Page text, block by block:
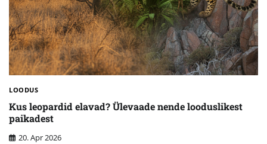
LOODUS
Kus leopardid elavad? Ülevaade nende looduslikest
paikadest
20. Apr 2026